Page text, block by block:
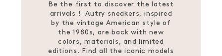
Be the first to discover the latest
arrivals ! Autry sneakers, inspired
by the vintage American style of
the 1980s, are back with new
colors, materials, and limited
editions. Find all the iconic models